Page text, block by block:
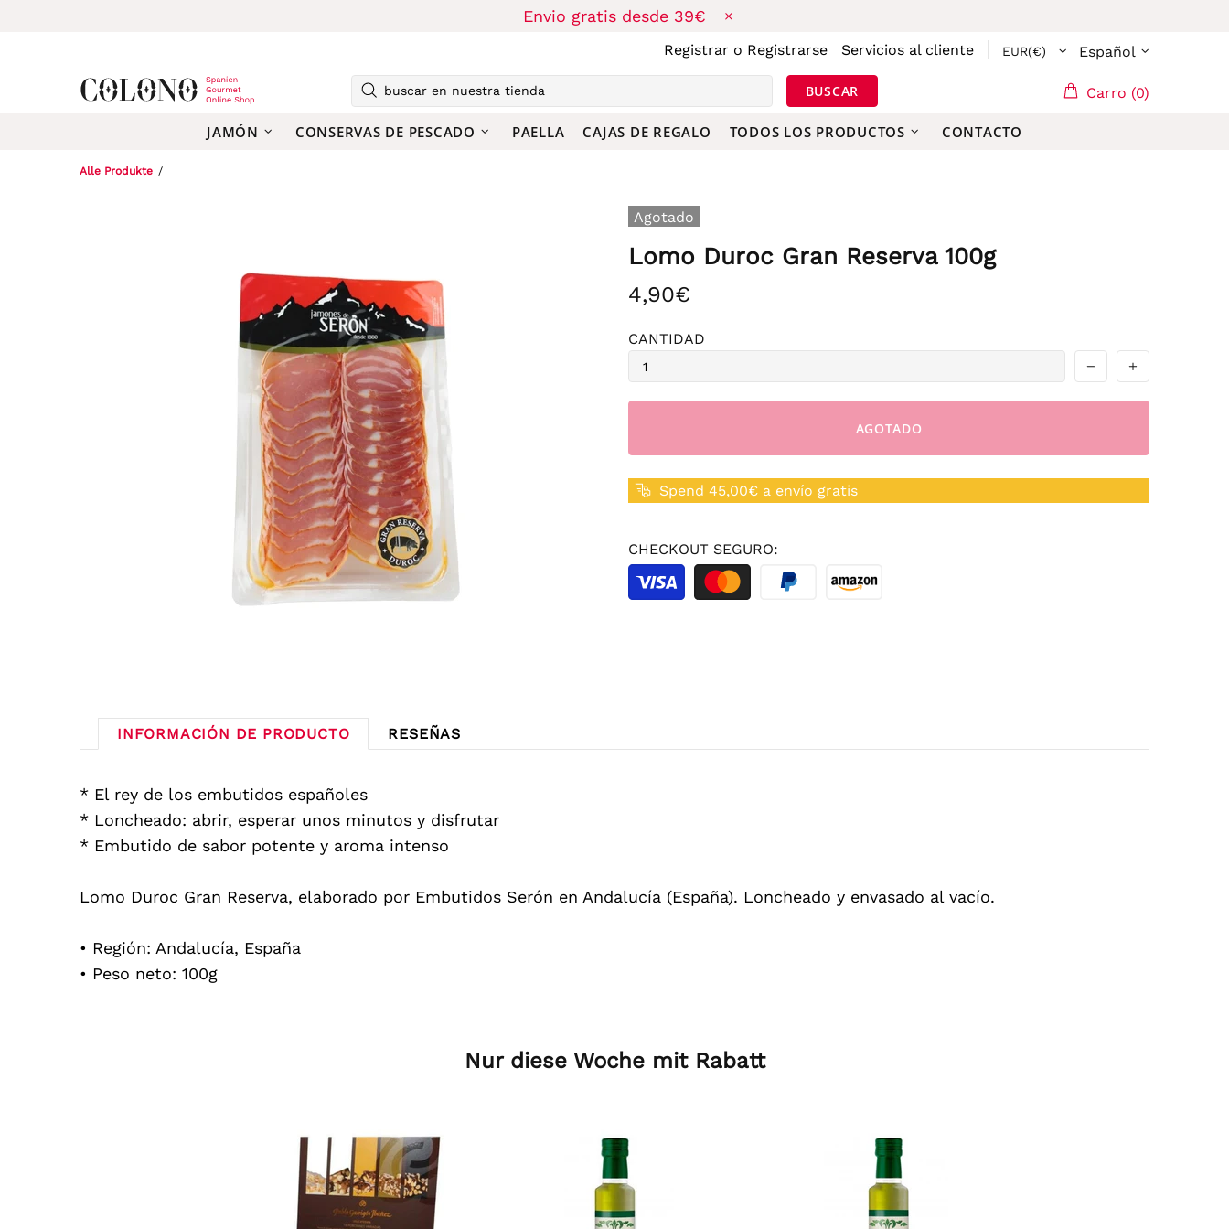
Envio gratis desde 39€
Registrar o Registrarse Servicios al cliente Español
BUSCAR Carro (0)
JAMÓN CONSERVAS DE PESCADO PAELLA CAJAS DE REGALO TODOS LOS PRODUCTOS CONTACTO
Alle Produkte
Agotado
Lomo Duroc Gran Reserva 100g
4,90€
CANTIDAD
AGOTADO
Spend 45,00€ a envío gratis
CHECKOUT SEGURO:
INFORMACIÓN DE PRODUCTO RESEÑAS
* El rey de los embutidos españoles
* Loncheado: abrir, esperar unos minutos y disfrutar
* Embutido de sabor potente y aroma intenso
Lomo Duroc Gran Reserva, elaborado por Embutidos Serón en Andalucía (España). Loncheado y envasado al vacío.
• Región: Andalucía, España
• Peso neto: 100g
Nur diese Woche mit Rabatt